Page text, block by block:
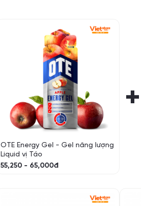
OTE Energy Gel - Gel năng lượng
Liquid vị Táo
55,250 - 65,000đ
+